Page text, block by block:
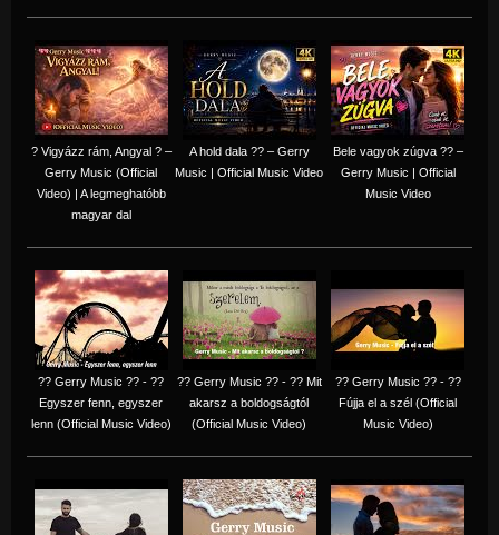
? Vigyázz rám, Angyal ? –
Gerry Music (Official
Video) | A legmeghatóbb
magyar dal
A hold dala ?? – Gerry
Music | Official Music Video
Bele vagyok zúgva ?? –
Gerry Music | Official
Music Video
?? Gerry Music ?? - ??
Egyszer fenn, egyszer
lenn (Official Music Video)
?? Gerry Music ?? - ?? Mit
akarsz a boldogságtól
(Official Music Video)
?? Gerry Music ?? - ??
Fújja el a szél (Official
Music Video)